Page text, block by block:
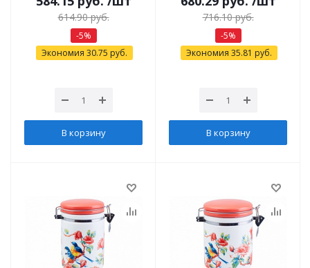
614.90руб.
-5%
Экономия 30.75 руб.
В корзину
716.10руб.
-5%
Экономия 35.81 руб.
В корзину